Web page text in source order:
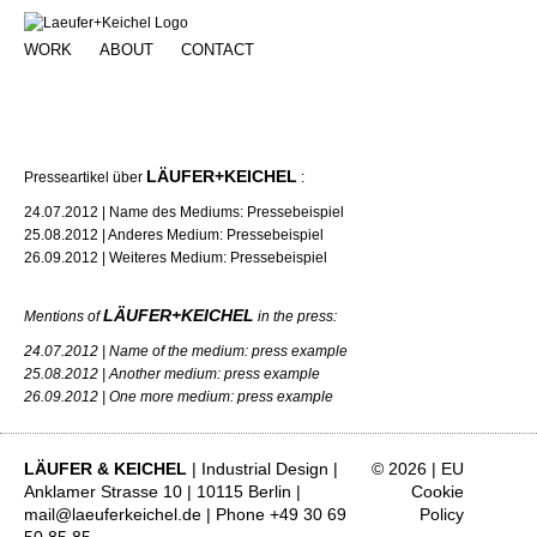
WORK ABOUT CONTACT
Presseartikel über LÄUFER+KEICHEL :
24.07.2012 | Name des Mediums: Pressebeispiel
25.08.2012 | Anderes Medium: Pressebeispiel
26.09.2012 | Weiteres Medium: Pressebeispiel
Mentions ofLÄUFER+KEICHEL in the press:
24.07.2012 | Name of the medium: press example
25.08.2012 | Another medium: press example
26.09.2012 | One more medium: press example
LÄUFER & KEICHEL | Industrial Design |
Anklamer Strasse 10 | 10115 Berlin |
mail@laeuferkeichel.de | Phone +49 30 69
© 2026 | EU
Cookie
Policy